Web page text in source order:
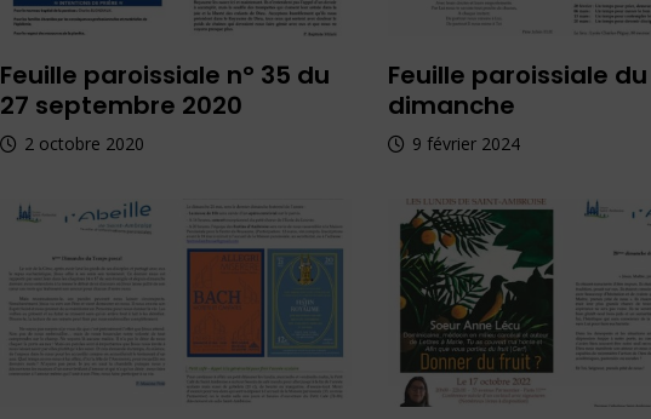
Feuille paroissiale n° 35 du
27 septembre 2020
2 octobre 2020
Feuille paroissiale
dimanche
9 février 2024